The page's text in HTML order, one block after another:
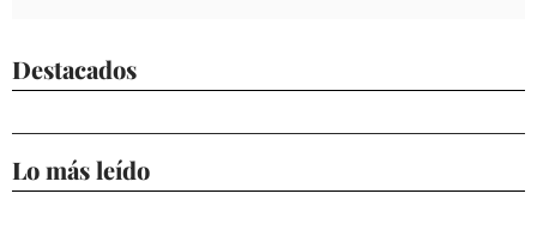
Destacados
Lo más leído